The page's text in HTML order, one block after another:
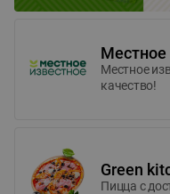
Местное
Местное
качество!
Green
Пицца c